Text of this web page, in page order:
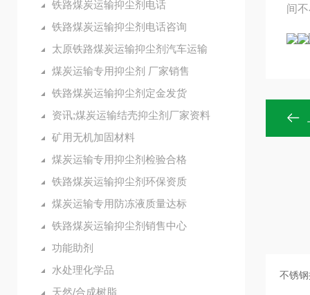
铁路煤炭运输抑尘剂电话
铁路煤炭运输抑尘剂电话咨询
太原铁路煤炭运输抑尘剂汽车运输
煤炭运输专用抑尘剂 厂家销售
铁路煤炭运输抑尘剂定金发货
资讯;煤炭运输结壳抑尘剂厂家资料
矿用无机加固材料
煤炭运输专用抑尘剂检验合格
铁路煤炭运输抑尘剂环保资质
煤炭运输专用防冻液质量达标
铁路煤炭运输抑尘剂销售中心
功能助剂
水处理化学品
天然/合成树脂
间